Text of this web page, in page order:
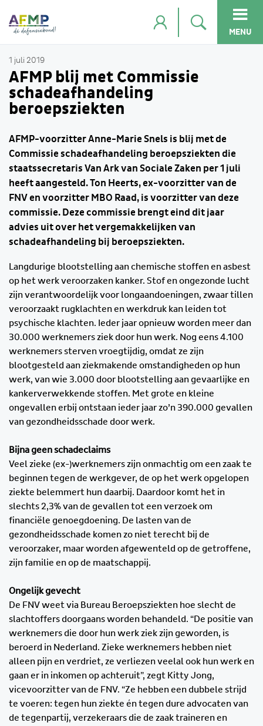
MENU
1 juli 2019
AFMP blij met Commissie
schadeafhandeling
beroepsziekten
AFMP-voorzitter Anne-Marie Snels is blij met de
Commissie schadeafhandeling beroepsziekten die
staatssecretaris Van Ark van Sociale Zaken per 1 juli
heeft aangesteld. Ton Heerts, ex-voorzitter van de
FNV en voorzitter MBO Raad, is voorzitter van deze
commissie. Deze commissie brengt eind dit jaar
advies uit over het vergemakkelijken van
schadeafhandeling bij beroepsziekten.
Langdurige blootstelling aan chemische stoffen en asbest
op het werk veroorzaken kanker. Stof en ongezonde lucht
zijn verantwoordelijk voor longaandoeningen, zwaar tillen
veroorzaakt rugklachten en werkdruk kan leiden tot
psychische klachten. Ieder jaar opnieuw worden meer dan
30.000 werknemers ziek door hun werk. Nog eens 4.100
werknemers sterven vroegtijdig, omdat ze zijn
blootgesteld aan ziekmakende omstandigheden op hun
werk, van wie 3.000 door blootstelling aan gevaarlijke en
kankerverwekkende stoffen. Met grote en kleine
ongevallen erbij ontstaan ieder jaar zo’n 390.000 gevallen
van gezondheidsschade door werk.
Bijna geen schadeclaims
Veel zieke (ex-)werknemers zijn onmachtig om een zaak te
beginnen tegen de werkgever, de op het werk opgelopen
ziekte belemmert hun daarbij. Daardoor komt het in
slechts 2,3% van de gevallen tot een verzoek om
financiële genoegdoening. De lasten van de
gezondheidsschade komen zo niet terecht bij de
veroorzaker, maar worden afgewenteld op de getroffene,
zijn familie en op de maatschappij.
Ongelijk gevecht
De FNV weet via Bureau Beroepsziekten hoe slecht de
slachtoffers doorgaans worden behandeld. “De positie van
werknemers die door hun werk ziek zijn geworden, is
beroerd in Nederland. Zieke werknemers hebben niet
alleen pijn en verdriet, ze verliezen veelal ook hun werk en
gaan er in inkomen op achteruit”, zegt Kitty Jong,
vicevoorzitter van de FNV. “Ze hebben een dubbele strijd
te voeren: tegen hun ziekte én tegen dure advocaten van
de tegenpartij, verzekeraars die de zaak traineren en